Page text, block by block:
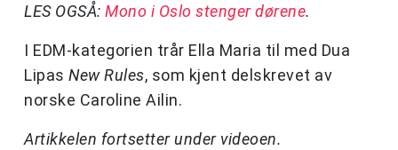
LES OGSÅ: Mono i Oslo stenger dørene.
I EDM-kategorien trår Ella Maria til med Dua
Lipas New Rules, som kjent delskrevet av
norske Caroline Ailin.
Artikkelen fortsetter under videoen.